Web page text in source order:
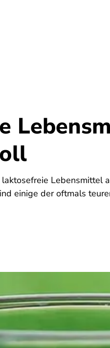
Lebensmittel
einige der oftmals